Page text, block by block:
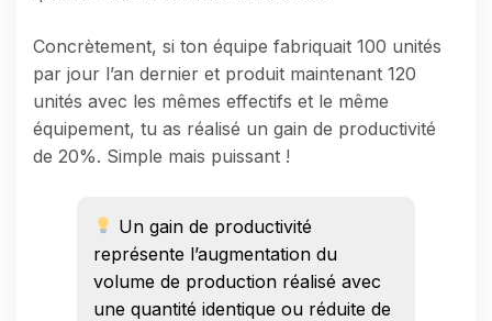
Concrètement, si ton équipe fabriquait 100 unités
par jour l’an dernier et produit maintenant 120
unités avec les mêmes effectifs et le même
équipement, tu as réalisé un gain de productivité
de 20%. Simple mais puissant !
Un gain de productivité
représente l’augmentation du
volume de production réalisé avec
une quantité identique ou réduite de